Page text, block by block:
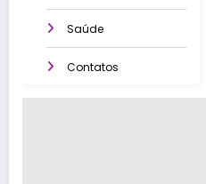
Saúde
Contatos